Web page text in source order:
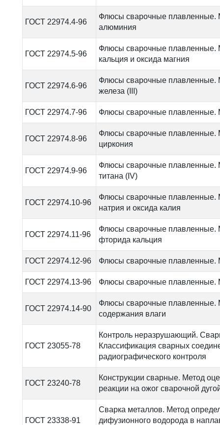
ГОСТ 22974.4-96
Флюсы сварочные плавленные.
алюминия
ГОСТ 22974.5-96
Флюсы сварочные плавленные.
кальция и оксида магния
ГОСТ 22974.6-96
Флюсы сварочные плавленные.
железа (III)
ГОСТ 22974.7-96 Флюсы сварочные плавленные.
ГОСТ 22974.8-96
Флюсы сварочные плавленные.
циркония
ГОСТ 22974.9-96
Флюсы сварочные плавленные.
титана (IV)
ГОСТ 22974.10-96
Флюсы сварочные плавленные.
натрия и оксида калия
ГОСТ 22974.11-96
Флюсы сварочные плавленные.
фторида кальция
ГОСТ 22974.12-96 Флюсы сварочные плавленные.
ГОСТ 22974.13-96 Флюсы сварочные плавленные.
ГОСТ 22974.14-90
Флюсы сварочные плавленные.
содержания влаги
ГОСТ 23055-78
Контроль неразрушающий.
Классификация сварных
радиографического контроля
ГОСТ 23240-78
Конструкции сварные. Метод
реакции на ожог сварочной
ГОСТ 23338-91
Сварка металлов. Метод
дифузионного водорода в